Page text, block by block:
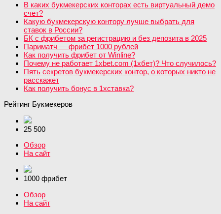
В каких букмекерских конторах есть виртуальный демо
счет?
Какую букмекерскую контору лучше выбрать для
ставок в России?
БК с фрибетом за регистрацию и без депозита в 2025
Париматч — фрибет 1000 рублей
Как получить фрибет от Winline?
Почему не работает 1xbet.com (1хбет)? Что случилось?
Пять секретов букмекерских контор, о которых никто не
расскажет
Как получить бонус в 1хставка?
Рейтинг Букмекеров
25 500
Обзор
На сайт
1000 фрибет
Обзор
На сайт